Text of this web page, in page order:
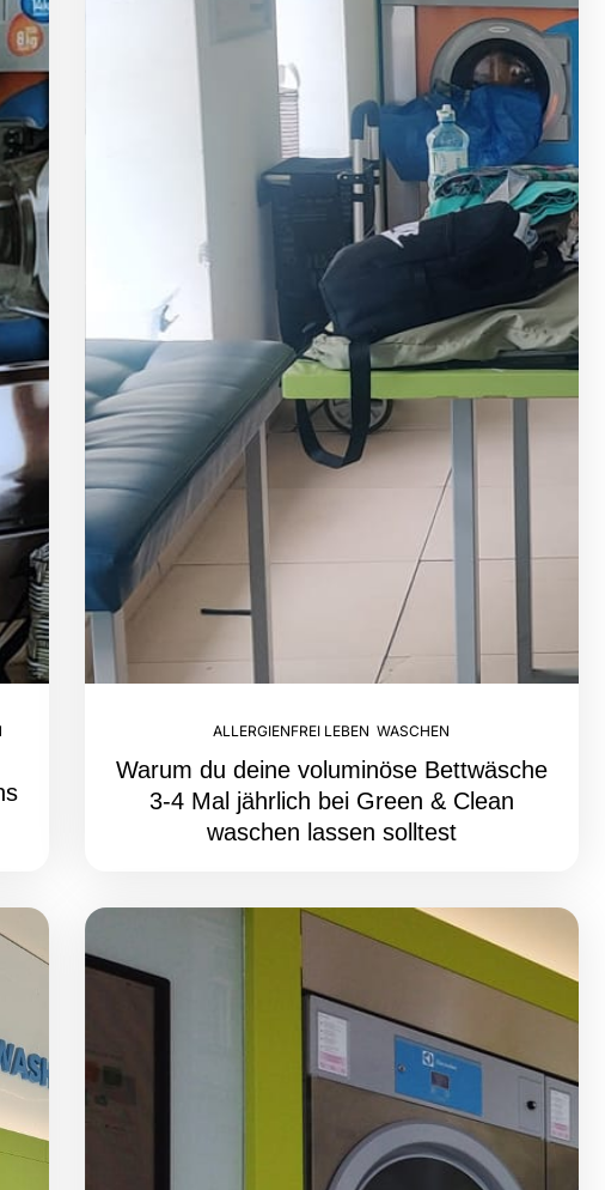
ALLERGIENFREI LEBEN ,WASCHEN
Warum du deine voluminöse Bettwäsche
3-4 Mal jährlich bei Green & Clean
waschen lassen solltest